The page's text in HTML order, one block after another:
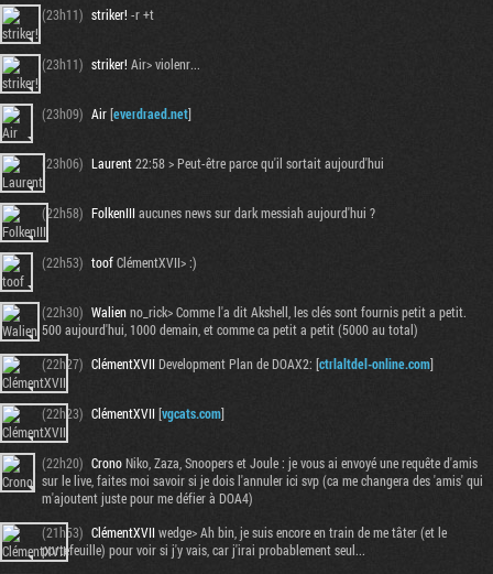
(23h11) striker! -r +t
(23h11) striker! Air> violenr...
(23h09) Air[everdraed.net]
(23h06) Laurent22:58 > Peut-être parce qu'il sortait aujourd'hui
(22h58) FolkenIIIaucunes news sur dark messiah aujourd'hui ?
(22h53) toofClémentXVII> :)
(22h30) Walienno_rick> Comme l'a dit Akshell, les clés sont fournis petit a petit.
500 aujourd'hui, 1000 demain, et comme ca petit a petit (5000 au total)
(22h27) ClémentXVIIDevelopment Plan de DOAX2: [ctrlaltdel-online.com]
(22h23) ClémentXVII [vgcats.com]
(22h20) CronoNiko, Zaza, Snoopers et Joule : je vous ai envoyé une requête d'amis
sur le live, faites moi savoir si je dois l'annuler ici svp (ca me changera des 'amis' qui
m'ajoutent juste pour me défier à DOA4)
(21h53) ClémentXVIIwedge> Ah bin, je suis encore en train de me tâter (et le
portefeuille) pour voir si j'y vais, car j'irai probablement seul...